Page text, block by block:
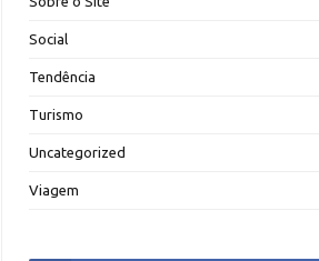
Social
Tendência
Turismo
Uncategorized
Viagem